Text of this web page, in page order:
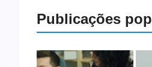
Publicações